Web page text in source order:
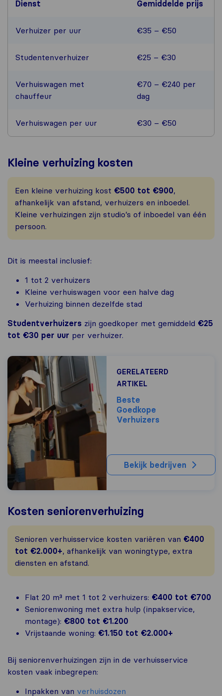
Dienst Gemiddelde prijs
Verhuizer per uur €35 – €50
Studentenverhuizer €25 – €30
Verhuiswagen met
chauffeur
€70 – €240 per
dag
Verhuiswagen per uur €30 – €50
Kleine verhuizing kosten
Een kleine verhuizing kost €500 tot €900,
afhankelijk van afstand, verhuizers en inboedel.
Kleine verhuizingen zijn studio’s of inboedel van één
persoon.
Dit is meestal inclusief:
1 tot 2 verhuizers
Kleine verhuiswagen voor een halve dag
Verhuizing binnen dezelfde stad
Studentverhuizers zijn goedkoper met gemiddeld €25
tot €30 per uur per verhuizer.
GERELATEERD
ARTIKEL
Beste
Goedkope
Verhuizers
Bekijk bedrijven
Kosten seniorenverhuizing
Senioren verhuisservice kosten variëren van €400
tot €2.000+, afhankelijk van woningtype, extra
diensten en afstand.
Flat 20 m³ met 1 tot 2 verhuizers: €400 tot €700
Seniorenwoning met extra hulp (inpakservice,
montage): €800 tot €1.200
Vrijstaande woning: €1.150 tot €2.000+
Bij seniorenverhuizingen zijn in de verhuisservice
kosten vaak inbegrepen:
Inpakken van verhuisdozen